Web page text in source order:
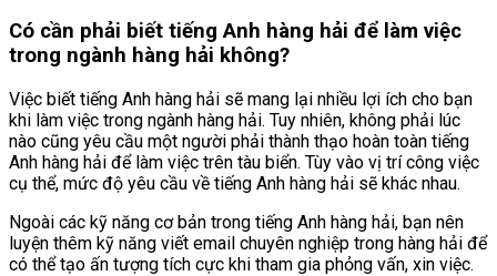
Có cần phải biết tiếng Anh hàng hải để làm việc
trong ngành hàng hải không?
Việc biết tiếng Anh hàng hải sẽ mang lại nhiều lợi ích cho bạn
khi làm việc trong ngành hàng hải. Tuy nhiên, không phải lúc
nào cũng yêu cầu một người phải thành thạo hoàn toàn tiếng
Anh hàng hải để làm việc trên tàu biển. Tùy vào vị trí công việc
cụ thể, mức độ yêu cầu về tiếng Anh hàng hải sẽ khác nhau.
Ngoài các kỹ năng cơ bản trong tiếng Anh hàng hải, bạn nên
luyện thêm kỹ năng viết email chuyên nghiệp trong hàng hải để
có thể tạo ấn tượng tích cực khi tham gia phỏng vấn, xin việc.